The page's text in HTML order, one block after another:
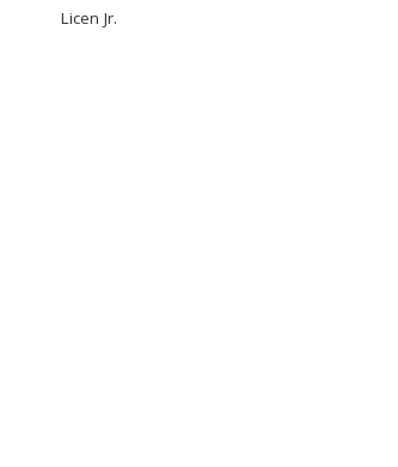
Licen Jr.